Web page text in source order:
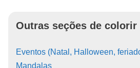
Outras seções de colorir
Eventos (Natal, Halloween,
Mandalas